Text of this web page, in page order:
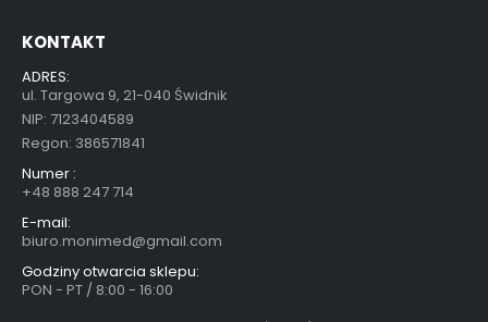
KONTAKT
ADRES:
ul. Targowa 9, 21-040 Świdnik
NIP: 7123404589
Regon: 386571841
Numer :
+48 888 247 714
E-mail:
biuro.monimed@gmail.com
Godziny otwarcia sklepu:
PON - PT / 8:00 - 16:00